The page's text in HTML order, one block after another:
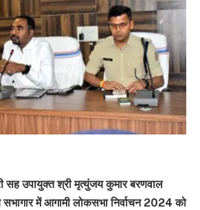
सह उपायुक्त श्री मृत्युंजय कुमार बरणवाल
सभागार में आगामी लोकसभा निर्वाचन 2024 को